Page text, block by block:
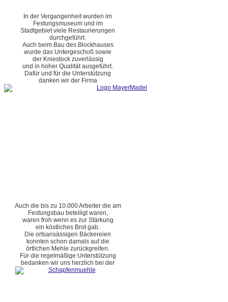
In der Vergangenheit wurden im
Festungsmuseum und im
Stadtgebiet viele Restaurierungen
durchgeführt.
Auch beim Bau des Blockhauses
wurde das Untergeschoß sowie
der Kniestock zuverlässig
und in hoher Qualität ausgeführt.
Dafür und für die Unterstützung
danken wir der Firma
Auch die bis zu 10.000 Arbeiter die am
Festungsbau beteiligt waren,
waren froh wenn es zur Stärkung
ein köstliches Brot gab.
Die ortsansässigen Bäckereien
konnten schon damals auf die
örtlichen Mehle zurückgreifen.
Für die regelmäßige Unterstützung
bedanken wir uns herzlich bei der